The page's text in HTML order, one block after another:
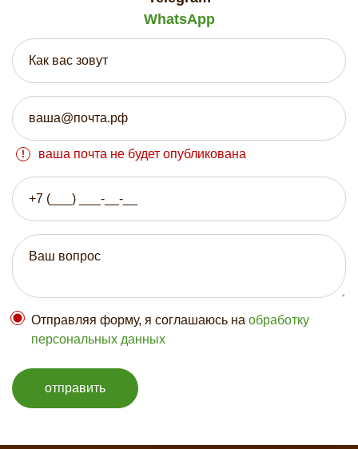
WhatsApp
ваша почта не будет опубликована
Отправляя форму, я соглашаюсь на обработку
персональных данных
отправить